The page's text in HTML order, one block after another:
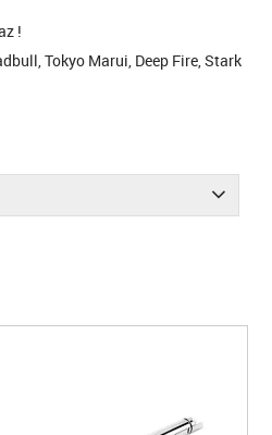
!
Tokyo Marui, Deep Fire, Stark